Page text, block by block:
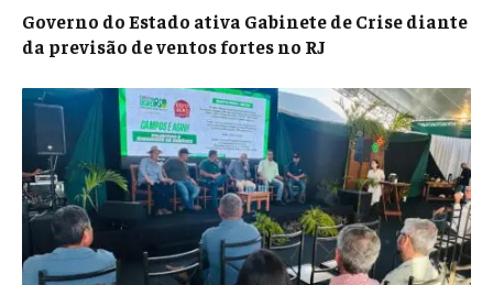
Governo do Estado ativa Gabinete de Crise diante
da previsão de ventos fortes no RJ